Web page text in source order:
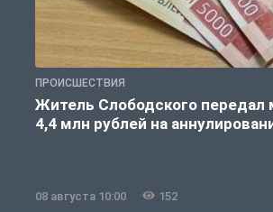
ПРОИСШЕСТВИЯ
Житель Слободского передал
4,4 млн рублей на
08 августа 10:00 152